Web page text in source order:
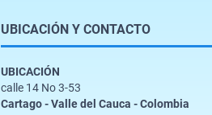
UBICACIÓN Y CONTACTO
UBICACIÓN
calle 14 No 3-53
Cartago - Valle del Cauca - Colombia